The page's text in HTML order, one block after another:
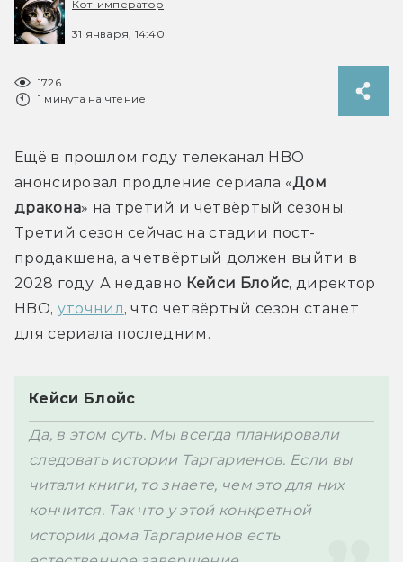
Кот-император
31 января, 14:40
1726
1 минута на чтение
Ещё в прошлом году телеканал HBO
анонсировал продление сериала «Дом
дракона» на третий и четвёртый сезоны.
Третий сезон сейчас на стадии пост-
продакшена, а четвёртый должен выйти в
2028 году. А недавно Кейси Блойс, директор
HBO, уточнил, что четвёртый сезон станет
Кейси Блойс
Да, в этом суть. Мы всегда планировали
следовать истории Таргариенов. Если вы
читали книги, то знаете, чем это для них
кончится. Так что у этой конкретной
истории дома Таргариенов есть